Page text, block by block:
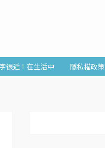
很近！在生活中 隱私權政策